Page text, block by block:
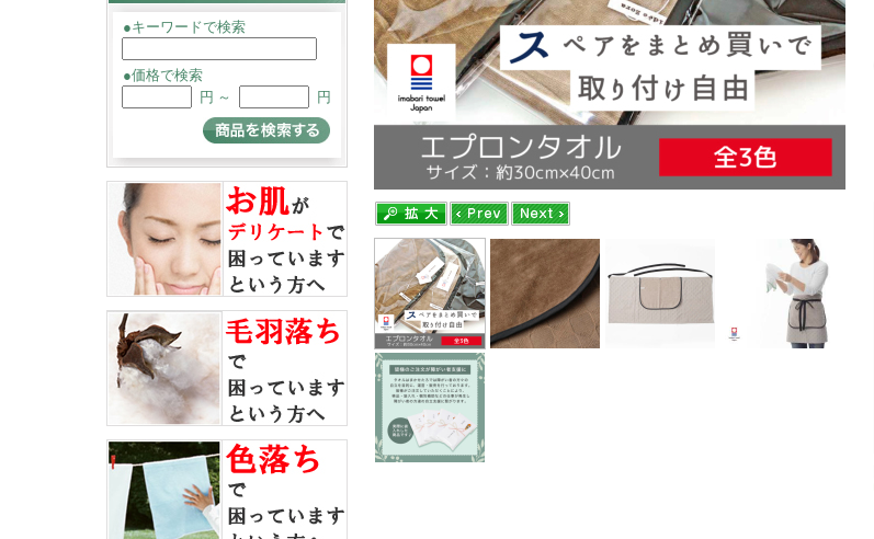
●キーワードで検索
●価格で検索
円 ～
円